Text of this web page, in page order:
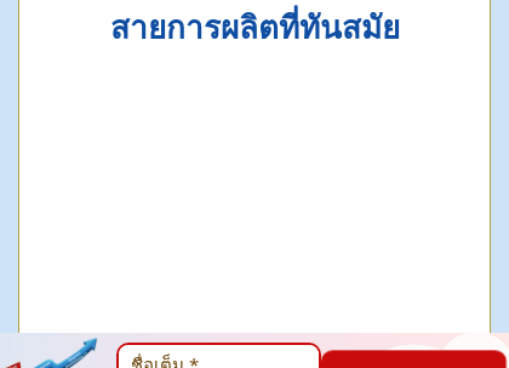
สายการผลิตที่ทันสมัย